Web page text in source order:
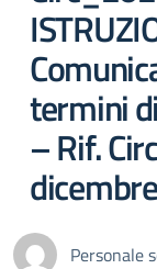
termini
– Rif.
Personale